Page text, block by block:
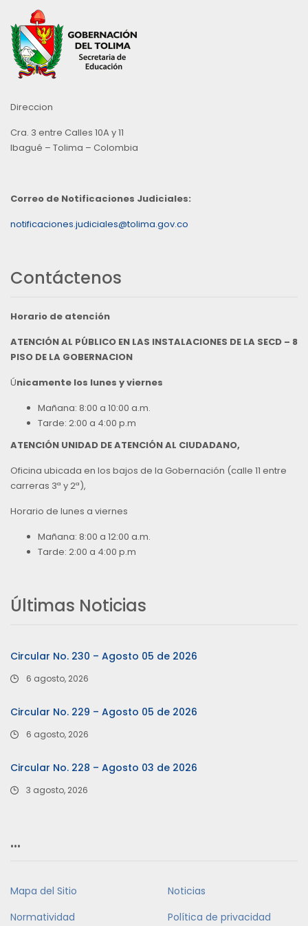
Direccion
Cra. 3 entre Calles 10A y 11
Ibagué – Tolima – Colombia
Correo de Notificaciones Judiciales:
notificaciones.judiciales@tolima.gov.co
Contáctenos
Horario de atención
ATENCIÓN AL PÚBLICO EN LAS INSTALACIONES DE LA SECD – 8
PISO DE LA GOBERNACION
Únicamente los lunes y viernes
Mañana: 8:00 a 10:00 a.m.
Tarde: 2:00 a 4:00 p.m
ATENCIÓN UNIDAD DE ATENCIÓN AL CIUDADANO,
Oficina ubicada en los bajos de la Gobernación (calle 11 entre
carreras 3ª y 2ª),
Horario de lunes a viernes
Mañana: 8:00 a 12:00 a.m.
Tarde: 2:00 a 4:00 p.m
Últimas Noticias
Circular No. 230 – Agosto 05 de 2026
6 agosto, 2026
Circular No. 229 – Agosto 05 de 2026
6 agosto, 2026
Circular No. 228 – Agosto 03 de 2026
3 agosto, 2026
…
Mapa del Sitio
Noticias
Normatividad
Política de privacidad